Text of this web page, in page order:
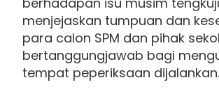
menjejaskan tumpuan dan
para calon SPM dan pihak
bertanggungjawab bagi
tempat peperiksaan dijalankan.